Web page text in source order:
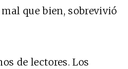
mal que bien, sobrevivió
de lectores. Los